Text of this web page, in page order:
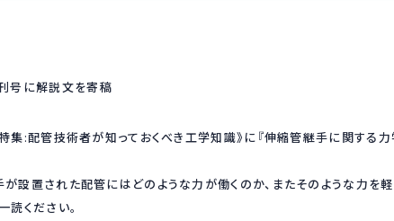
集:配管技術者が知っておくべき工学知識》に『伸縮管継手に関する力
設置された配管にはどのような力が働くのか、またそのような力を
読ください。